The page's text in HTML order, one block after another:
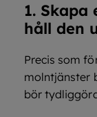
1.
håll den
Precis som
molntjänster
bör